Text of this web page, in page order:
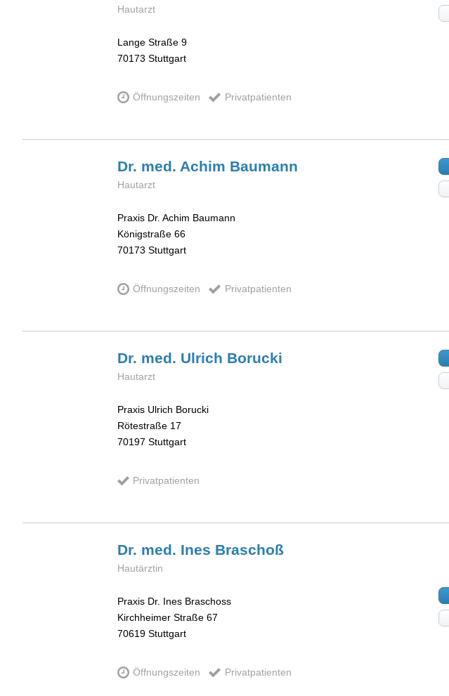
Hautarzt
Lange Straße 9
70173 Stuttgart
Öffnungszeiten Privatpatienten
Dr. med. Achim Baumann
Hautarzt
Praxis Dr. Achim Baumann
Königstraße 66
70173 Stuttgart
Öffnungszeiten Privatpatienten
Dr. med. Ulrich Borucki
Hautarzt
Praxis Ulrich Borucki
Rötestraße 17
70197 Stuttgart
Privatpatienten
Dr. med. Ines Braschoß
Hautärztin
Praxis Dr. Ines Braschoss
Kirchheimer Straße 67
70619 Stuttgart
Öffnungszeiten Privatpatienten